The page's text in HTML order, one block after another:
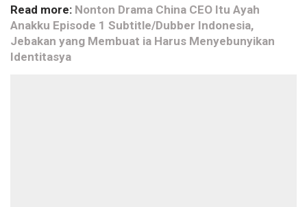
Read more: Nonton Drama China CEO Itu Ayah
Anakku Episode 1 Subtitle/Dubber Indonesia,
Jebakan yang Membuat ia Harus Menyebunyikan
Identitasya